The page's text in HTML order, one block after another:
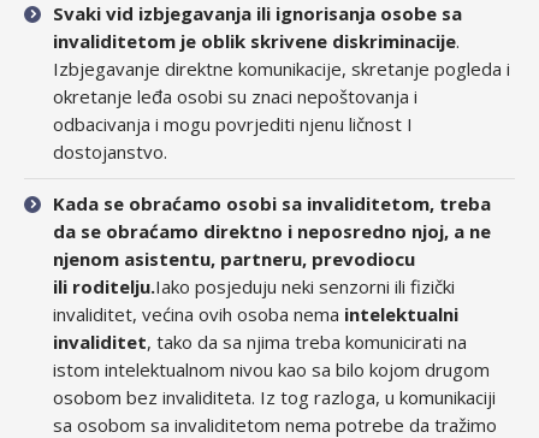
Svaki vid izbjegavanja ili ignorisanja osobe sa
invaliditetom je oblik skrivene diskriminacije.
Izbjegavanje direktne komunikacije, skretanje pogleda i
okretanje leđa osobi su znaci nepoštovanja i
odbacivanja i mogu povrjediti njenu ličnost I
dostojanstvo.
Kada se obraćamo osobi sa invaliditetom, treba
da se obraćamo direktno i neposredno njoj, a ne
njenom asistentu, partneru, prevodiocu
ili roditelju.Iako posjeduju neki senzorni ili fizički
invaliditet, većina ovih osoba nema intelektualni
invaliditet, tako da sa njima treba komunicirati na
istom intelektualnom nivou kao sa bilo kojom drugom
osobom bez invaliditeta. Iz tog razloga, u komunikaciji
sa osobom sa invaliditetom nema potrebe da tražimo